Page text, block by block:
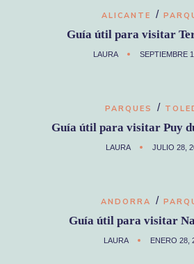
ALICANTE /
Guía útil para visitar
LAURA SEPTIEMBRE
PARQUES /
Guía útil para visitar Puy
LAURA JULIO 28,
ANDORRA /
Guía útil para visitar
LAURA ENERO 28,